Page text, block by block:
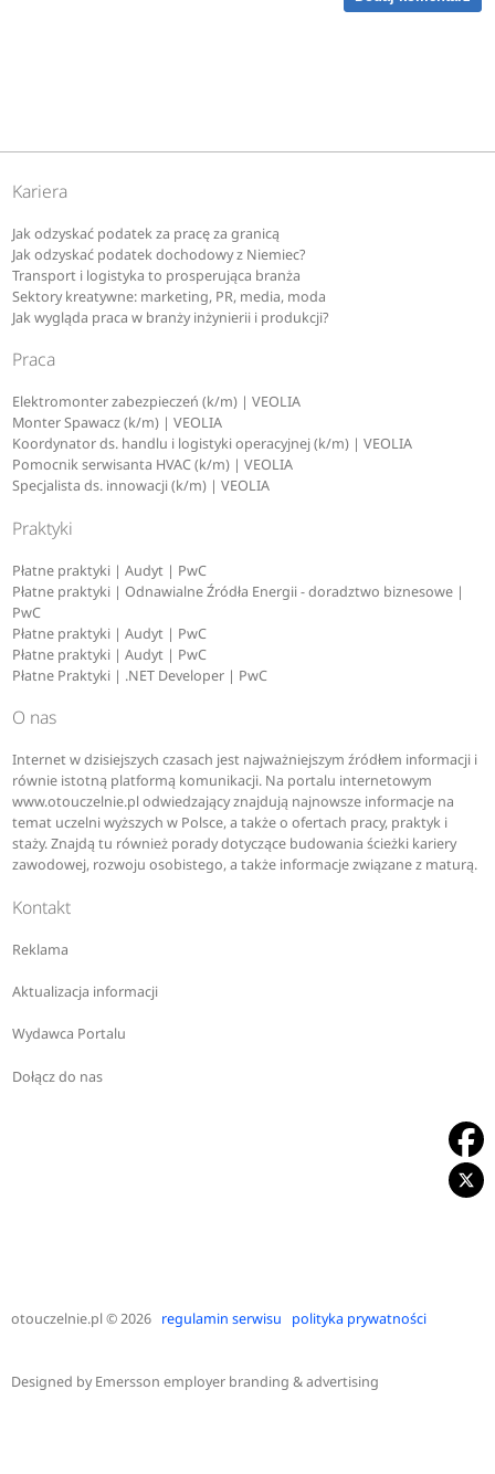
Kariera
Jak odzyskać podatek za pracę za granicą
Jak odzyskać podatek dochodowy z Niemiec?
Transport i logistyka to prosperująca branża
Sektory kreatywne: marketing, PR, media, moda
Jak wygląda praca w branży inżynierii i produkcji?
Praca
Elektromonter zabezpieczeń (k/m) | VEOLIA
Monter Spawacz (k/m) | VEOLIA
Koordynator ds. handlu i logistyki operacyjnej (k/m) | VEOLIA
Pomocnik serwisanta HVAC (k/m) | VEOLIA
Specjalista ds. innowacji (k/m) | VEOLIA
Praktyki
Płatne praktyki | Audyt | PwC
Płatne praktyki | Odnawialne Źródła Energii - doradztwo biznesowe |
PwC
Płatne praktyki | Audyt | PwC
Płatne praktyki | Audyt | PwC
Płatne Praktyki | .NET Developer | PwC
O nas
Internet w dzisiejszych czasach jest najważniejszym źródłem informacji i
równie istotną platformą komunikacji. Na portalu internetowym
www.otouczelnie.pl odwiedzający znajdują najnowsze informacje na
temat uczelni wyższych w Polsce, a także o ofertach pracy, praktyk i
staży. Znajdą tu również porady dotyczące budowania ścieżki kariery
zawodowej, rozwoju osobistego, a także informacje związane z maturą.
Kontakt
Reklama
Aktualizacja informacji
Wydawca Portalu
Dołącz do nas
otouczelnie.pl© 2026 regulamin serwisu polityka prywatności
Designed byEmersson employer branding & advertising